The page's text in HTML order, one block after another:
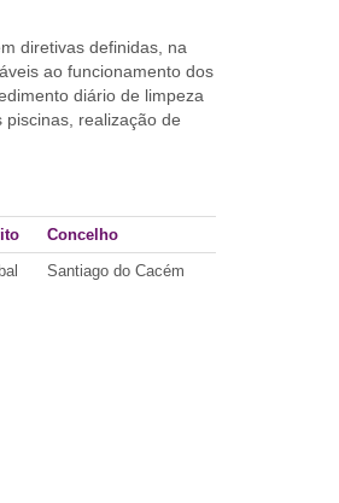
diretivas definidas, na
ao funcionamento dos
diário de limpeza
realização de
Concelho
Santiago do Cacém